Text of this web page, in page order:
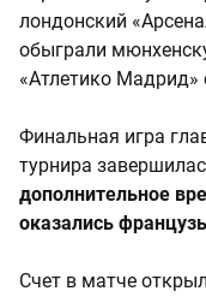
лондонский
обыграли
«Атлетико Мадрид»
Финальная игра
турнира
дополнительное
оказались
Счет в матче